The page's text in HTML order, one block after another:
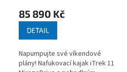
produktu
5
hvězdiček.
85 890 Kč
DETAIL
Napumpujte své víkendové
plány! Nafukovací kajak iTrek 11